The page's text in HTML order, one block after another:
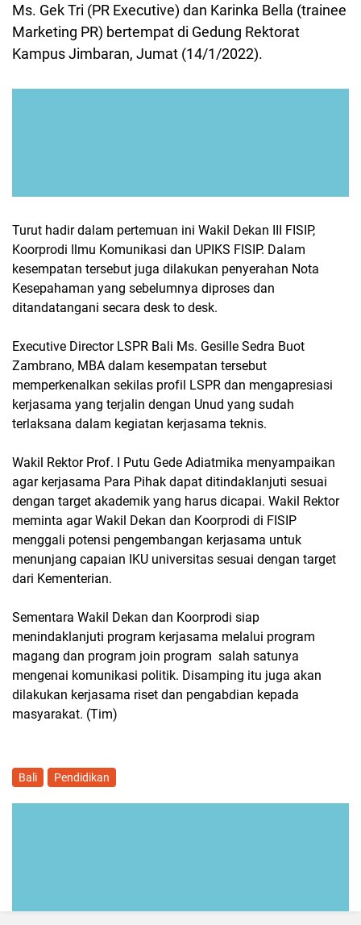
Ms. Gek Tri (PR Executive) dan Karinka Bella (trainee
Marketing PR) bertempat di Gedung Rektorat
Kampus Jimbaran, Jumat (14/1/2022).
Turut hadir dalam pertemuan ini Wakil Dekan III FISIP,
Koorprodi Ilmu Komunikasi dan UPIKS FISIP. Dalam
kesempatan tersebut juga dilakukan penyerahan Nota
Kesepahaman yang sebelumnya diproses dan
ditandatangani secara desk to desk.
Executive Director LSPR Bali Ms. Gesille Sedra Buot
Zambrano, MBA dalam kesempatan tersebut
memperkenalkan sekilas profil LSPR dan mengapresiasi
kerjasama yang terjalin dengan Unud yang sudah
terlaksana dalam kegiatan kerjasama teknis.
Wakil Rektor Prof. I Putu Gede Adiatmika menyampaikan
agar kerjasama Para Pihak dapat ditindaklanjuti sesuai
dengan target akademik yang harus dicapai. Wakil Rektor
meminta agar Wakil Dekan dan Koorprodi di FISIP
menggali potensi pengembangan kerjasama untuk
menunjang capaian IKU universitas sesuai dengan target
dari Kementerian.
Sementara Wakil Dekan dan Koorprodi siap
menindaklanjuti program kerjasama melalui program
magang dan program join program salah satunya
mengenai komunikasi politik. Disamping itu juga akan
dilakukan kerjasama riset dan pengabdian kepada
masyarakat. (Tim)
Bali Pendidikan